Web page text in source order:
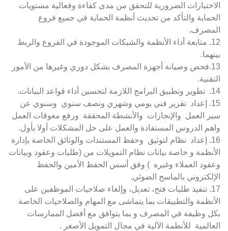
الاختبارات الضرورية للتحقق من مدى كفاءة وفعالية مستويات
الحماية والتأكد من تحديث أنظمة الحماية في جميع فروع
المصرف.
12. متابعة أداء الأنظمة والشبكات الموجودة في الفروع والربط
بينهما.
13.فحص وصيانة أجهزة المصرف بشكل دوري وغيرها من الأمور
التقنية.
14. تطوير وتطبيق البرامج اللازمة لتحسين أداء قواعد البيانات.
15. إعداد تقرير فني يومي وشهري ونصف سنوي وسنوي عن
سير العمل والإنجازات والأنشطة المحققة ورفع معوقات العمل
واهم الدروس المستفادة والعمل على حل المشكلات أولا بأول.
16. إعداد نظام لتوثيق وحفظ المستندات والوثائق الخاصة بإدارة
الأنظمة و خاصة بيانات نظام التمويلات من (طلبات وعقود وبيانات
وعقود العملاء وغيره ) وفق أسس الحفظ الأمين والحفظ
الإلكتروني بالماسح الضوئي.
17. تنفيذ طلبات فتح، تعديل، وإلغاء صلاحيات الموظفين على
الأنظمة والتطبيقات بما يتماشى مع المهام والصلاحيات الخاصة
بكل وظيفة في المصرف و بما يتوافق مع أفضل الممارسات
العالمية للأنظمة الآلية في مجال التمويل الأصغر .